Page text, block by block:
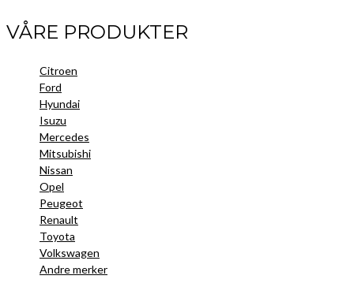
VÅRE PRODUKTER
Citroen
Ford
Hyundai
Isuzu
Mercedes
Mitsubishi
Nissan
Opel
Peugeot
Renault
Toyota
Volkswagen
Andre merker